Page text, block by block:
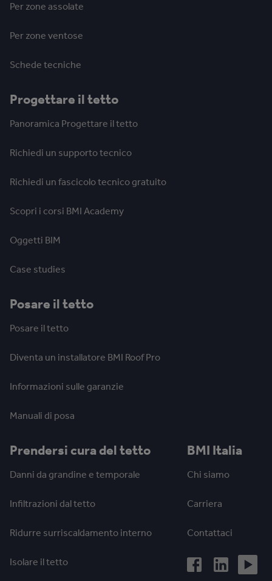
Per zone assolate
Per zone ventose
Schede tecniche
Progettare il tetto
Panoramica Progettare il tetto
Richiedi un supporto tecnico
Richiedi un fascicolo tecnico gratuito
Scopri i corsi BMI Academy
Oggetti BIM
Case studies
Posare il tetto
Posare il tetto
Diventa un installatore BMI Roof Pro
Informazioni sulle garanzie
Manuali di posa
Prendersi cura del tetto
Danni da grandine e temporale
Infiltrazioni dal tetto
Ridurre surriscaldamento interno
Isolare il tetto
BMI Italia
Chi siamo
Carriera
Contattaci